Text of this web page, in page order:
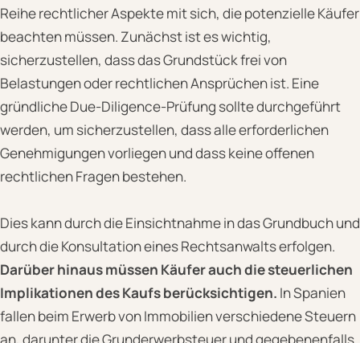
Reihe rechtlicher Aspekte mit sich, die potenzielle Käufer
beachten müssen. Zunächst ist es wichtig,
sicherzustellen, dass das Grundstück frei von
Belastungen oder rechtlichen Ansprüchen ist. Eine
gründliche Due-Diligence-Prüfung sollte durchgeführt
werden, um sicherzustellen, dass alle erforderlichen
Genehmigungen vorliegen und dass keine offenen
rechtlichen Fragen bestehen.
Dies kann durch die Einsichtnahme in das Grundbuch und
durch die Konsultation eines Rechtsanwalts erfolgen.
Darüber hinaus müssen Käufer auch die steuerlichen
Implikationen des Kaufs berücksichtigen. In Spanien
fallen beim Erwerb von Immobilien verschiedene Steuern
an, darunter die Grunderwerbsteuer und gegebenenfalls